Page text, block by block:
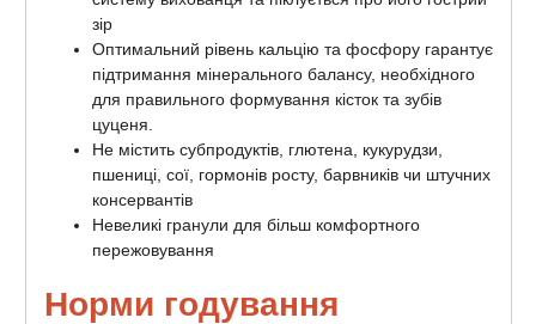
зір
Оптимальний рівень кальцію та фосфору гарантує
підтримання мінерального балансу, необхідного
для правильного формування кісток та зубів
цуценя.
Не містить субпродуктів, глютена, кукурудзи,
пшениці, сої, гормонів росту, барвників чи штучних
консервантів
Невеликі гранули для більш комфортного
пережовування
Норми годування